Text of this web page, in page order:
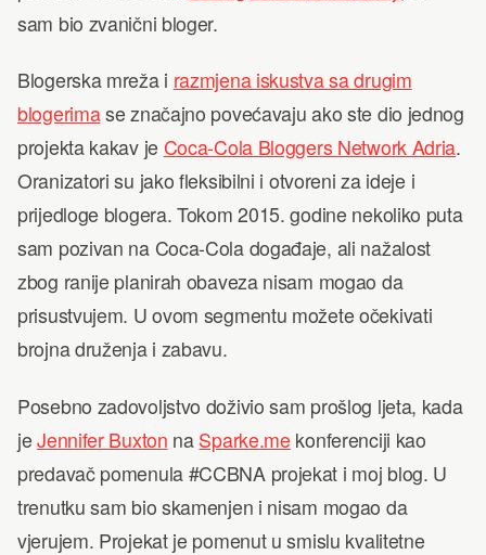
sam bio zvanični bloger.
Blogerska mreža i razmjena iskustva sa drugim
blogerimase značajno povećavaju ako ste dio jednog
projekta kakav je Coca-Cola Bloggers Network Adria.
Oranizatori su jako fleksibilni i otvoreni za ideje i
prijedloge blogera. Tokom 2015. godine nekoliko puta
sam pozivan na Coca-Cola događaje, ali nažalost
zbog ranije planirah obaveza nisam mogao da
prisustvujem. U ovom segmentu možete očekivati
brojna druženja i zabavu.
Posebno zadovoljstvo doživio sam prošlog ljeta, kada
jeJennifer Buxton na Sparke.me konferenciji kao
predavač pomenula #CCBNA projekat i moj blog. U
trenutku sam bio skamenjen i nisam mogao da
vjerujem. Projekat je pomenut u smislu kvalitetne